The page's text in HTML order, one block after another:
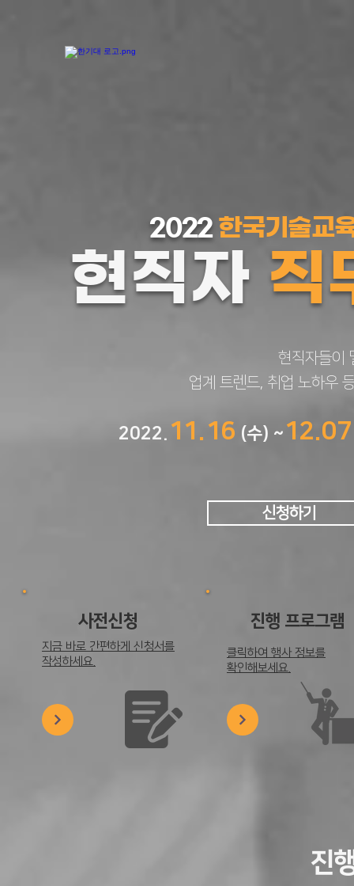
2022 한국기술교
현직자 직
현직자들이
업계 트렌드, 취업 노하우
2022. 11.16 (수) ~ 12.07
신청하기
사전신청
지금 바로 간편하게 신청서를
작성하세요.
진행 프로그램
​클릭하여 행사 정보를
확인해보세요.
진